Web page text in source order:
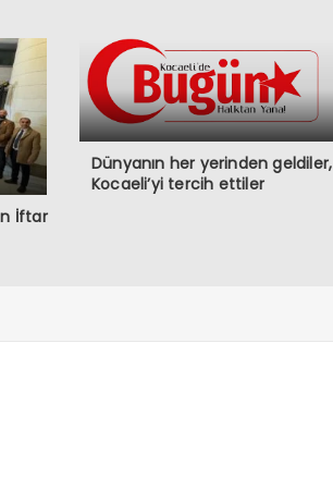
İftar
Dünyanın her yerinden geldiler,
Kocaeli’yi tercih ettiler